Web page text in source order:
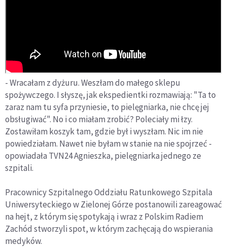
- Wracałam z dyżuru. Weszłam do małego sklepu
spożywczego. I słyszę, jak ekspedientki rozmawiają: "Ta to
zaraz nam tu syfa przyniesie, to pielęgniarka, nie chcę jej
obsługiwać". No i co miałam zrobić? Poleciały mi łzy.
Zostawiłam koszyk tam, gdzie był i wyszłam. Nic im nie
powiedziałam. Nawet nie byłam w stanie na nie spojrzeć -
opowiadała TVN24 Agnieszka, pielęgniarka jednego ze
szpitali.
Pracownicy Szpitalnego Oddziału Ratunkowego Szpitala
Uniwersyteckiego w Zielonej Górze postanowili zareagować
na hejt, z którym się spotykają i wraz z Polskim Radiem
Zachód stworzyli spot, w którym zachęcają do wspierania
medyków.